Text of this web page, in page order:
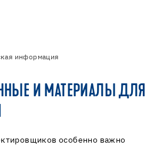
информация
И МАТЕРИАЛЫ ДЛЯ
особенно важно